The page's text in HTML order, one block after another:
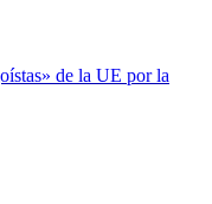
de la UE por la